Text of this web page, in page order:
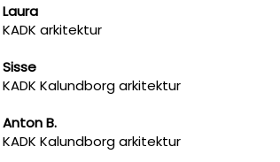
Laura
KADK arkitektur
Sisse
KADK Kalundborg arkitektur
Anton B.
KADK Kalundborg arkitektur